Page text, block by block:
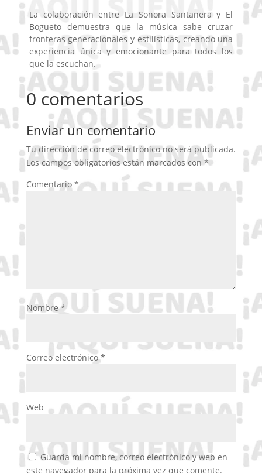
La colaboración entre La Sonora Santanera y El
Bogueto demuestra que la música sabe cruzar
fronteras generacionales y estilísticas, creando una
experiencia única y emocionante para todos los
que la escuchan.
0 comentarios
Enviar un comentario
Tu dirección de correo electrónico no será publicada.
Los campos obligatorios están marcados con *
Comentario *
Nombre*
Correo electrónico*
Web
Guarda mi nombre, correo electrónico y web en
este navegador para la próxima vez que comente.